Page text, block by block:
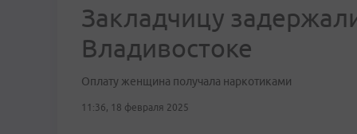
Закладчицу
Владивостоке
Оплату женщина получала наркотиками
11:36, 18 февраля 2025